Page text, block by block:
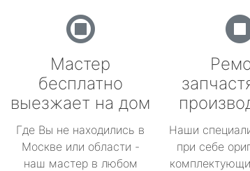
Мастер
бесплатно
выезжает на дом
Где Вы не находились в
Москве или области -
наш мастер в любом
Наши
при себе